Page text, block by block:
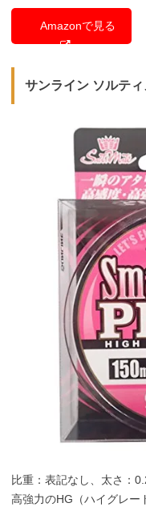
Amazonで見る
サンライン ソルテ
比重：表記なし、太さ：
高強力のHG（ハイグレー